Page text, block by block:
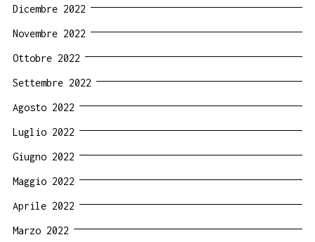
Dicembre 2022
Novembre 2022
Ottobre 2022
Settembre 2022
Agosto 2022
Luglio 2022
Giugno 2022
Maggio 2022
Aprile 2022
Marzo 2022